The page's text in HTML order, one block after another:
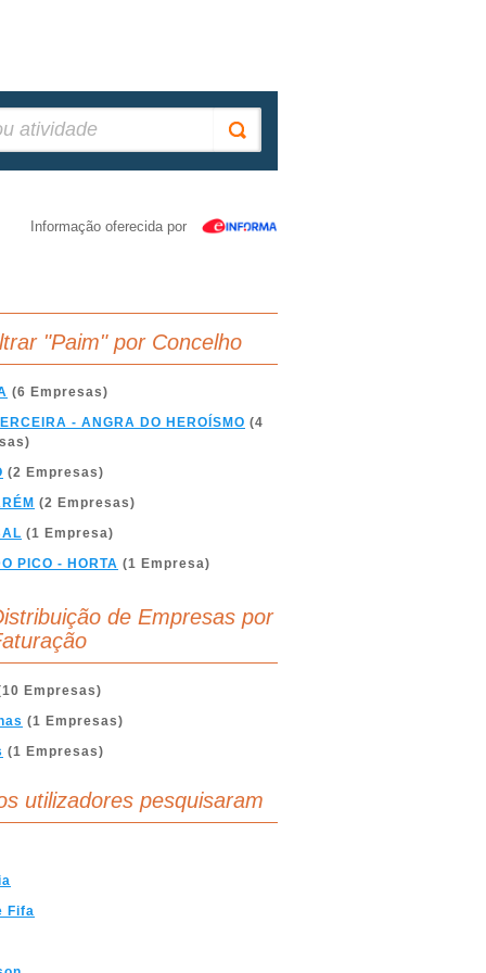
Informação oferecida por
"Paim" por Concelho
(6 Empresas)
- ANGRA DO HEROÍSMO (4
(2 Empresas)
(2 Empresas)
(1 Empresa)
PICO - HORTA (1 Empresa)
de Empresas por
Empresas)
(1 Empresas)
(1 Empresas)
utilizadores pesquisaram
Fifa